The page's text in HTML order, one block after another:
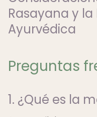
Rasayana y
Ayurvédica
Preguntas
1. ¿Qué es la